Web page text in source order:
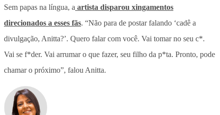
Sem papas na língua, a artista disparou xingamentos
direcionados a esses fãs. “Não para de postar falando ‘cadê a
divulgação, Anitta?’. Quero falar com você. Vai tomar no seu c*.
Vai se f*der. Vai arrumar o que fazer, seu filho da p*ta. Pronto, pode
chamar o próximo”, falou Anitta.